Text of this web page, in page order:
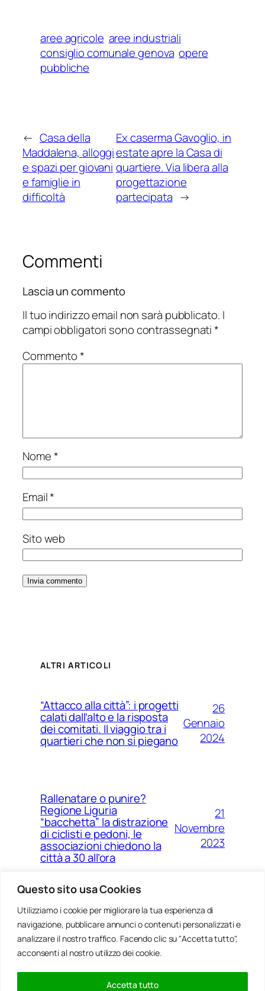
Questo sito usa Cookies
Utilizziamo i cookie per migliorare la tua esperienza di
navigazione, pubblicare annunci o contenuti personalizzati e
analizzare il nostro traffico. Facendo clic su "Accetta tutto",
acconsenti al nostro utilizzo dei cookie.
Accetta tutto
aree agricole aree industriali
consiglio comunale genova opere
pubbliche
← Casa della
Maddalena, alloggi
e spazi per giovani
e famiglie in
difficoltà
Ex caserma Gavoglio, in
estate apre la Casa di
quartiere. Via libera alla
progettazione
partecipata →
Commenti
Lascia un commento
Il tuo indirizzo email non sarà pubblicato. I
campi obbligatori sono contrassegnati*
Commento*
Nome*
Email*
Sito web
ALTRI ARTICOLI
“Attacco alla città”: i progetti
calati dall’alto e la risposta
dei comitati. Il viaggio tra i
quartieri che non si piegano
26
Gennaio
2024
Rallenatare o punire?
Regione Liguria
“bacchetta” la distrazione
di ciclisti e pedoni, le
associazioni chiedono la
città a 30 all’ora
21
Novembre
2023
Ponte Morandi e quell’anno
zero che non è mai arrivato a
Genova
Agosto
2023